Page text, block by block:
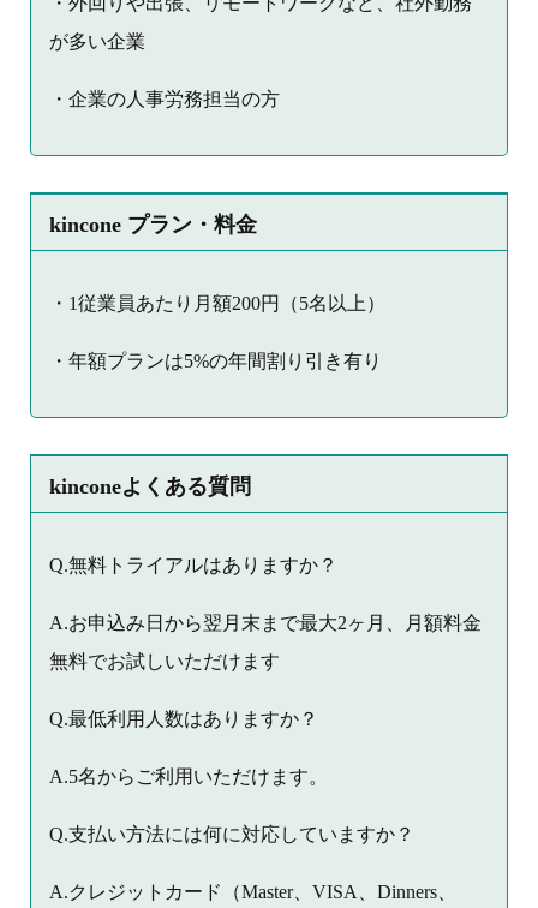
が多い企業
・企業の人事労務担当の方
kincone プラン・料金
・1従業員あたり月額200円（5名以上）
・年額プランは5%の年間割り引き有り
kinconeよくある質問
Q.無料トライアルはありますか？
A.お申込み日から翌月末まで最大2ヶ月、月額料金
無料でお試しいただけます
Q.最低利用人数はありますか？
A.5名からご利用いただけます。
Q.支払い方法には何に対応していますか？
A.クレジットカード（Master、VISA、Dinners、